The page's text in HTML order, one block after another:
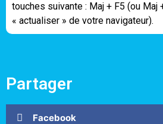
touches suivante : Maj + F5 (ou Maj
« actualiser » de votre navigateur).
Partager
Facebook